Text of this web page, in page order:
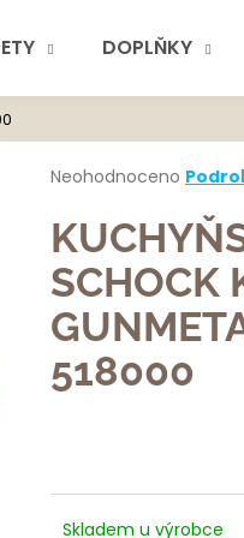
DOPLŇKY
Průměrné
produktu
je
0,0
z
5
hvězdiček.
Neohodnoceno
SCHOCK
518000
Skladem u výrobce
najít?
Doporučujeme